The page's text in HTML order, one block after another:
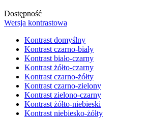
Dostępność
Wersja kontrastowa
Kontrast domyślny
Kontrast czarno-biały
Kontrast biało-czarny
Kontrast żółto-czarny
Kontrast czarno-żółty
Kontrast czarno-zielony
Kontrast zielono-czarny
Kontrast żółto-niebieski
Kontrast niebiesko-żółty